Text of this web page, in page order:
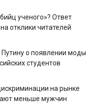
ученого»? Ответ
отклики читателей
о появлении моды
студентов
на рынке
меньше мужчин